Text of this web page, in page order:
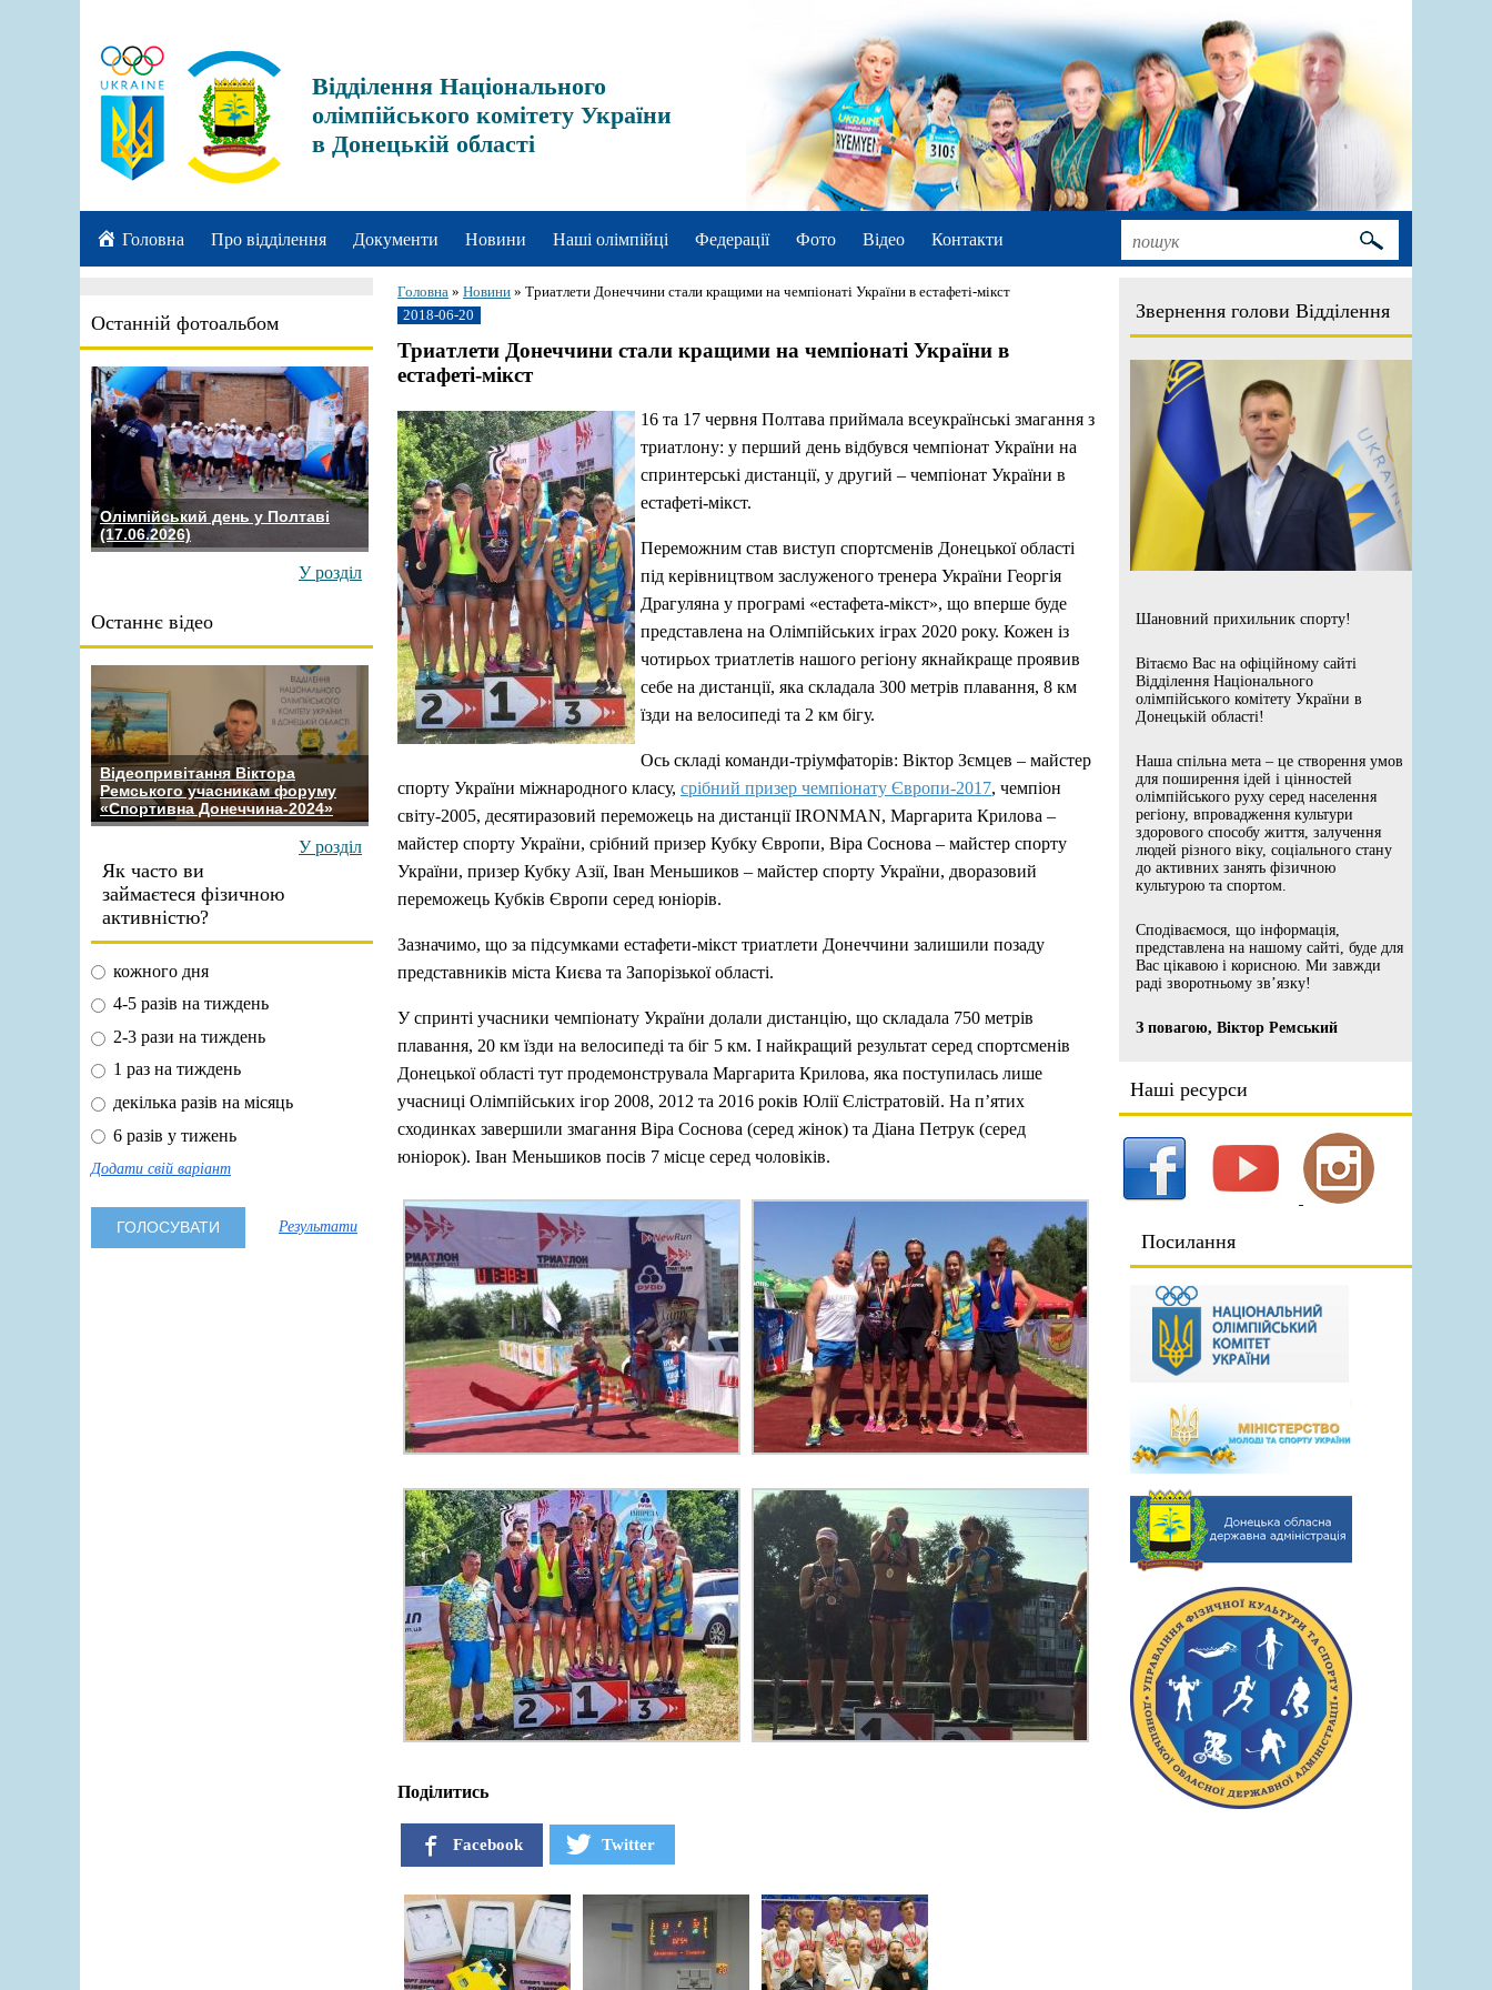
Відділення Національного
олімпійського комітету України
в Донецькій області
Головна Про відділення Документи Новини Наші олімпійці Федерації Фото Відео Контакти
Останній фотоальбом
Олімпійський день у Полтаві
(17.06.2026)
У розділ
Останнє відео
Відеопривітання Віктора
Ремського учасникам форуму
«Спортивна Донеччина-2024»
У розділ
Як часто ви
займаєтеся фізичною
активністю?
кожного дня
4-5 разів на тиждень
2-3 рази на тиждень
1 раз на тиждень
декілька разів на місяць
6 разів у тижень
Додати свій варіант
Результати
Звернення голови Відділення
Шановний прихильник спорту!
Вітаємо Вас на офіційному сайті
Відділення Національного
олімпійського комітету України в
Донецькій області!
Наша спільна мета – це створення умов
для поширення ідей і цінностей
олімпійського руху серед населення
регіону, впровадження культури
здорового способу життя, залучення
людей різного віку, соціального стану
до активних занять фізичною
культурою та спортом.
Сподіваємося, що інформація,
представлена на нашому сайті, буде для
Вас цікавою і корисною. Ми завжди
раді зворотньому зв’язку!
З повагою, Віктор Ремський
Наші ресурси
Посилання
Головна » Новини » Триатлети Донеччини стали кращими на чемпіонаті України в естафеті-мікст
2018-06-20
Триатлети Донеччини стали кращими на чемпіонаті України в
естафеті-мікст
16 та 17 червня Полтава приймала всеукраїнські змагання з
триатлону: у перший день відбувся чемпіонат України на
спринтерські дистанції, у другий – чемпіонат України в
естафеті-мікст.
Переможним став виступ спортсменів Донецької області
під керівництвом заслуженого тренера України Георгія
Драгуляна у програмі «естафета-мікст», що вперше буде
представлена на Олімпійських іграх 2020 року. Кожен із
чотирьох триатлетів нашого регіону якнайкраще проявив
себе на дистанції, яка складала 300 метрів плавання, 8 км
їзди на велосипеді та 2 км бігу.
Ось складі команди-тріумфаторів: Віктор Зємцев – майстер
спорту України міжнародного класу, срібний призер чемпіонату Європи-2017, чемпіон
світу-2005, десятиразовий переможець на дистанції IRONMAN, Маргарита Крилова –
майстер спорту України, срібний призер Кубку Європи, Віра Соснова – майстер спорту
України, призер Кубку Азії, Іван Меньшиков – майстер спорту України, дворазовий
переможець Кубків Європи серед юніорів.
Зазначимо, що за підсумками естафети-мікст триатлети Донеччини залишили позаду
представників міста Києва та Запорізької області.
У спринті учасники чемпіонату України долали дистанцію, що складала 750 метрів
плавання, 20 км їзди на велосипеді та біг 5 км. І найкращий результат серед спортсменів
Донецької області тут продемонструвала Маргарита Крилова, яка поступилась лише
учасниці Олімпійських ігор 2008, 2012 та 2016 років Юлії Єлістратовій. На п’ятих
сходинках завершили змагання Віра Соснова (серед жінок) та Діана Петрук (серед
юніорок). Іван Меньшиков посів 7 місце серед чоловіків.
Поділитись
Facebook Twitter